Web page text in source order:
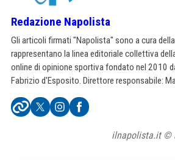
Redazione Napolista
Gli articoli firmati "Napolista" sono a cura
rappresentano la linea editoriale collettiva
online di opinione sportiva fondato nel 2010
Fabrizio d'Esposito. Direttore responsabile:
ilnapolista.it ©